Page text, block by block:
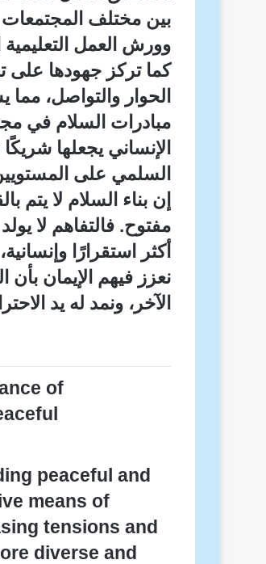
بين مختلف المجتمعات
وورش العمل
كما تركز جهودها على
الحوار والتواصل،
مبادرات السلام في
الإنساني يجعلها
السلمي على
إن بناء السلام لا
مفتوح. فالتفاهم لا
أكثر استقرارًا
نعزز فيهم الإيمان بأن
الآخر، ونمد له يد
of
peaceful and
means of
tensions and
diverse and